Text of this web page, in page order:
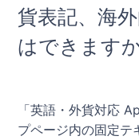
貨表記、海
はできます
「英語・外貨対応
プページ内の固定テ